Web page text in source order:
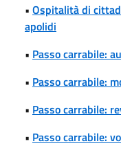
• Ospitalità di
apolidi
• Passo carrabile:
• Passo carrabile:
• Passo carrabile:
• Passo carrabile: